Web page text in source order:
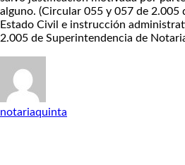
alguno. (Circular 055 y 057 de 2.005
Estado Civil e instrucción
2.005 de Superintendencia de
notariaquinta